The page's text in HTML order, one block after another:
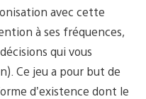
avec cette
à ses fréquences,
qui vous
Ce jeu a pour but de
d’existence dont le